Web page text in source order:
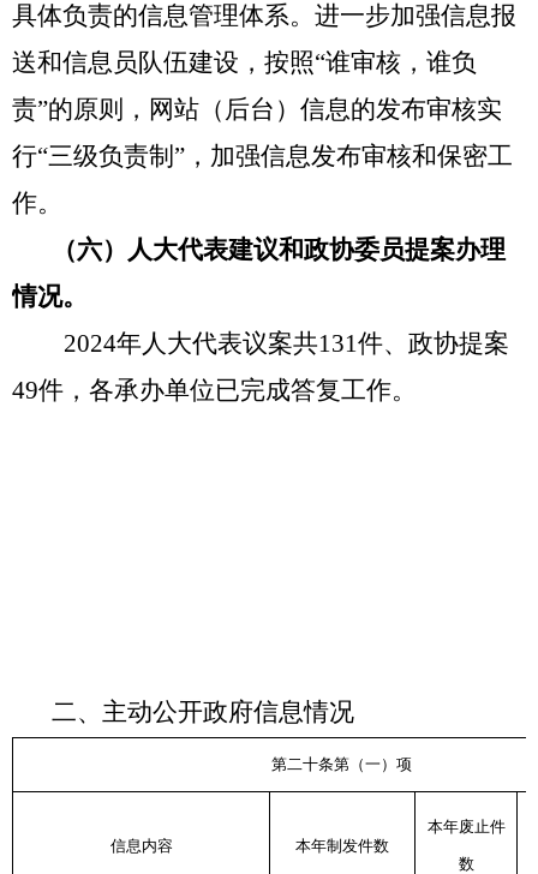
具体负责的信息管理体系。进一步加强信息报
送和信息员队伍建设，按照“谁审核，谁负
责”的原则，网站（后台）信息的发布审核实
行“三级负责制”，加强信息发布审核和保密工
作。
（六）人大代表建议和政协委员提案办理
情况。
2024年人大代表议案共131件、政协提案
49件，各承办单位已完成答复工作。
二、主动公开政府信息情况
第二十条第（一）项
信息内容 本年制发件数
本年废止件
数